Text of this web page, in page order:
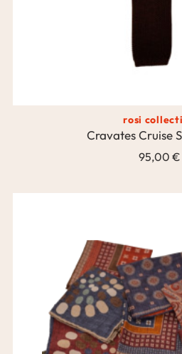
rosi
Cravates Cruise
95,00 €